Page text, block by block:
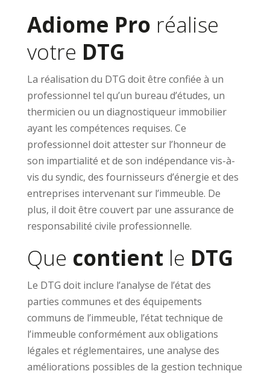
Adiome Pro réalise
votre DTG
La réalisation du DTG doit être confiée à un
professionnel tel qu’un bureau d’études, un
thermicien ou un diagnostiqueur immobilier
ayant les compétences requises. Ce
professionnel doit attester sur l’honneur de
son impartialité et de son indépendance vis-à-
vis du syndic, des fournisseurs d’énergie et des
entreprises intervenant sur l’immeuble. De
plus, il doit être couvert par une assurance de
responsabilité civile professionnelle.
Que contient le DTG
Le DTG doit inclure l’analyse de l’état des
parties communes et des équipements
communs de l’immeuble, l’état technique de
l’immeuble conformément aux obligations
légales et réglementaires, une analyse des
améliorations possibles de la gestion technique